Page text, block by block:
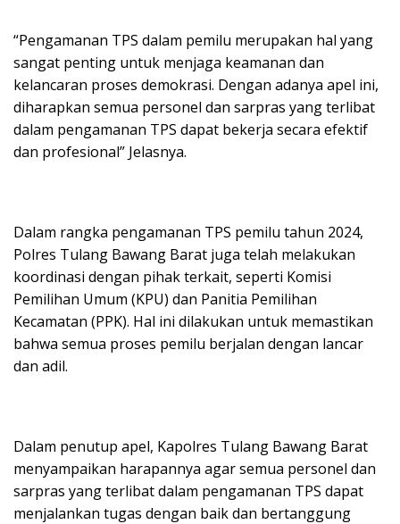
“Pengamanan TPS dalam pemilu merupakan hal yang
sangat penting untuk menjaga keamanan dan
kelancaran proses demokrasi. Dengan adanya apel ini,
diharapkan semua personel dan sarpras yang terlibat
dalam pengamanan TPS dapat bekerja secara efektif
dan profesional” Jelasnya.
Dalam rangka pengamanan TPS pemilu tahun 2024,
Polres Tulang Bawang Barat juga telah melakukan
koordinasi dengan pihak terkait, seperti Komisi
Pemilihan Umum (KPU) dan Panitia Pemilihan
Kecamatan (PPK). Hal ini dilakukan untuk memastikan
bahwa semua proses pemilu berjalan dengan lancar
dan adil.
Dalam penutup apel, Kapolres Tulang Bawang Barat
menyampaikan harapannya agar semua personel dan
sarpras yang terlibat dalam pengamanan TPS dapat
menjalankan tugas dengan baik dan bertanggung